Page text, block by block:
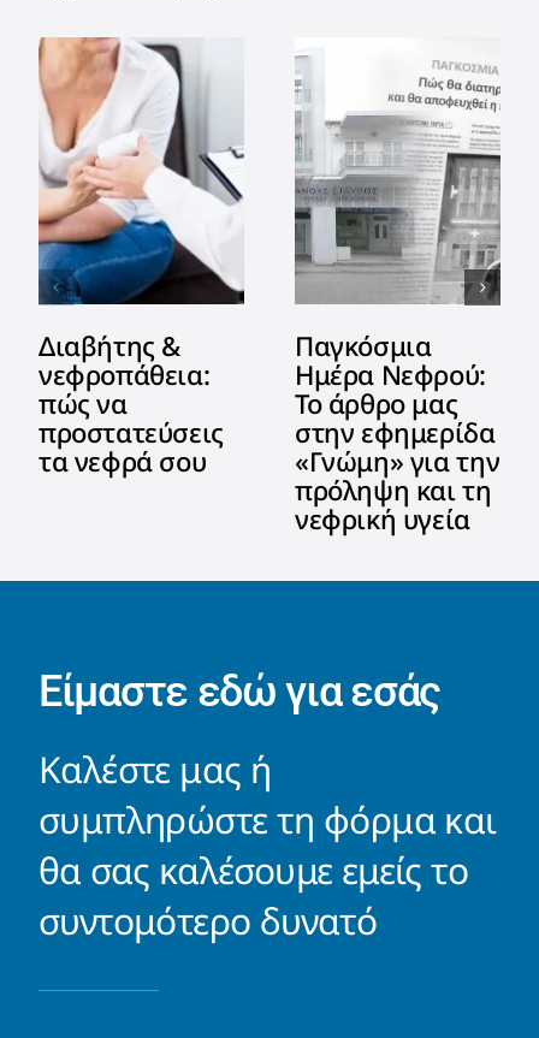
Διαβήτης &
νεφροπάθεια:
πώς να
προστατεύσεις
τα νεφρά σου
Παγκόσμια
Ημέρα Νεφρού:
Το άρθρο μας
στην εφημερίδα
«Γνώμη» για την
πρόληψη και τη
νεφρική υγεία
Είμαστε εδώ για εσάς
Καλέστε μας ή
συμπληρώστε τη φόρμα και
θα σας καλέσουμε εμείς το
συντομότερο δυνατό